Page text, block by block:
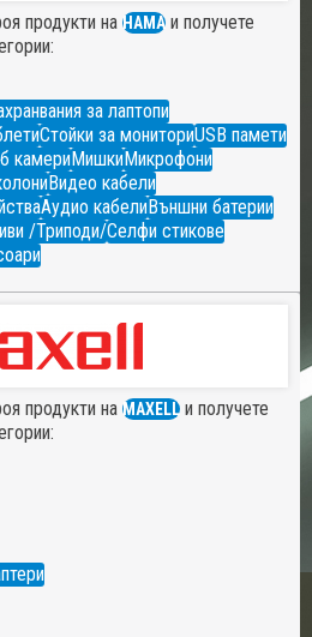
продукти на HAMA и получете
за лаптопи
Стойки за мониториUSB памети
камериМишкиМикрофони
Видео кабели
Аудио кабелиВъншни батерии
/Триподи/Селфи стикове
продукти на MAXELL и получете